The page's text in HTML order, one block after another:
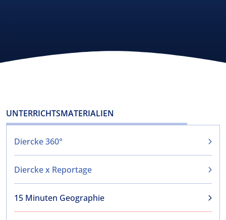
UNTERRICHTSMATERIALIEN
Diercke 360°
Diercke x Reportage
15 Minuten Geographie